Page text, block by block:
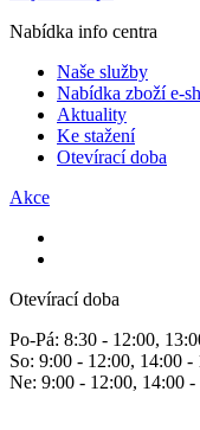
Nabídka info centra
Naše služby
Nabídka zboží e-
Aktuality
Ke stažení
Otevírací doba
Akce
Otevírací doba
Po-Pá: 8:30 - 12:00,
So: 9:00 - 12:00, 14:00 -
Ne: 9:00 - 12:00, 14:00 -